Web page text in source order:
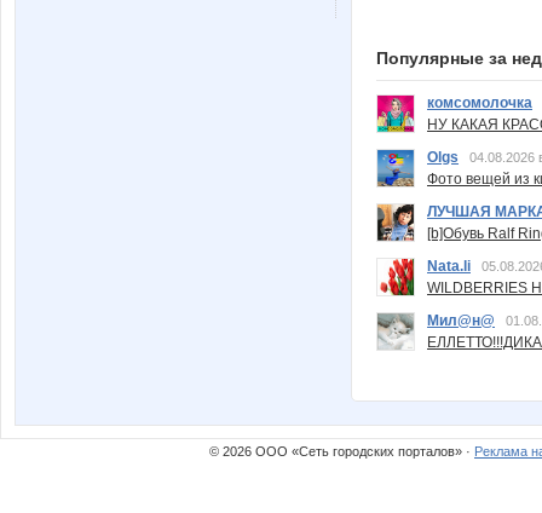
Популярные за
комсомолочка
НУ КАКАЯ
Olgs
04.08.2026
Фото вещей из
ЛУЧШАЯ
[b]Обувь Ralf
Nata.li
Мил@н@
© 2026 ООО «Сеть городских порталов» · Реклама